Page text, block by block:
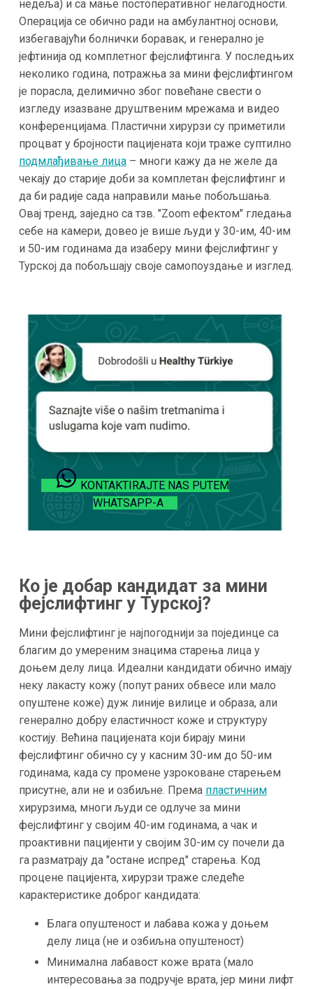
недеља) и са мање постоперативног нелагодности​.
Операција се обично ради на амбулантној основи,
избегавајући болнички боравак, и генерално је
јефтинија од комплетног фејслифтинга​. У последњих
неколико година, потражња за мини фејслифтингом
је порасла, делимично због повећане свести о
изгледу изазване друштвеним мрежама и видео
конференцијама. Пластични хирурзи су приметили
процват у бројности пацијената који траже суптилно
подмлађивање лица– многи кажу да не желе да
чекају до старије доби за комплетан фејслифтинг и
да би радије сада направили мање побољшања​.
Овај тренд, заједно са тзв. "Zoom ефектом" гледања
себе на камери, довео је више људи у 30-им, 40-им
и 50-им годинама да изаберу мини фејслифтинг у
Турској да побољшају своје самопоуздање и изглед​.
KONTAKTIRAJTE NAS PUTEM
WHATSAPP-A
Ко је добар кандидат за мини
фејслифтинг у Турској?
Мини фејслифтинг је најпогоднији за појединце са
благим до умереним знацима старења лица у
доњем делу лица. Идеални кандидати обично имају
неку лакасту кожу (попут раних обвесе или мало
опуштене коже) дуж линије вилице и образа, али
генерално добру еластичност коже и структуру
костију. Већина пацијената који бирају мини
фејслифтинг обично су у касним 30-им до 50-им
годинама, када су промене узроковане старењем
присутне, али не и озбиљне. Према пластичним
хирурзима, многи људи се одлуче за мини
фејслифтинг у својим 40-им годинама, а чак и
проактивни пацијенти у својим 30-им су почели да
га разматрају да "останe испред" старења​. Код
процене пацијента, хирурзи траже следеће
карактеристике доброг кандидата:
Блага опуштеност и лабава кожа у доњем
делу лица (не и озбиљна опуштеност)​
Минимална лабавост коже врата (мало
интересовања за подручје врата, јер мини лифт